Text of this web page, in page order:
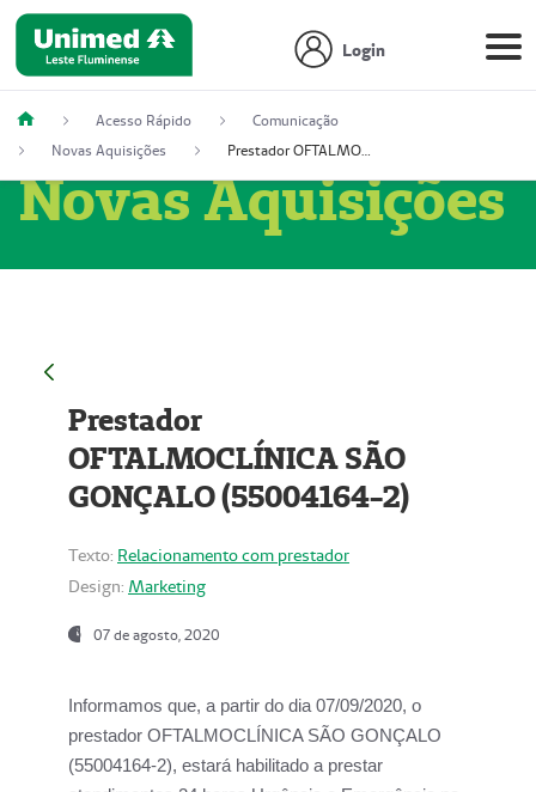
Login
Acesso Rápido
Comunicação
Novas Aquisições
Prestador OFTALMOCLÍNICA SÃO GONÇALO (55004164-2)
Novas Aquisições
Prestador
OFTALMOCLÍNICA SÃO
GONÇALO (55004164-2)
Texto: Relacionamento com prestador
Design: Marketing
07 de agosto, 2020
Informamos que, a partir do dia 07/09/2020, o
prestador OFTALMOCLÍNICA SÃO GONÇALO
(55004164-2), estará habilitado a prestar